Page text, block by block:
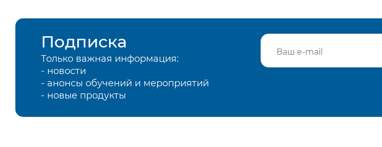
Подписка
Только важная информация:
- новости
- анонсы обучений и мероприятий
- новые продукты